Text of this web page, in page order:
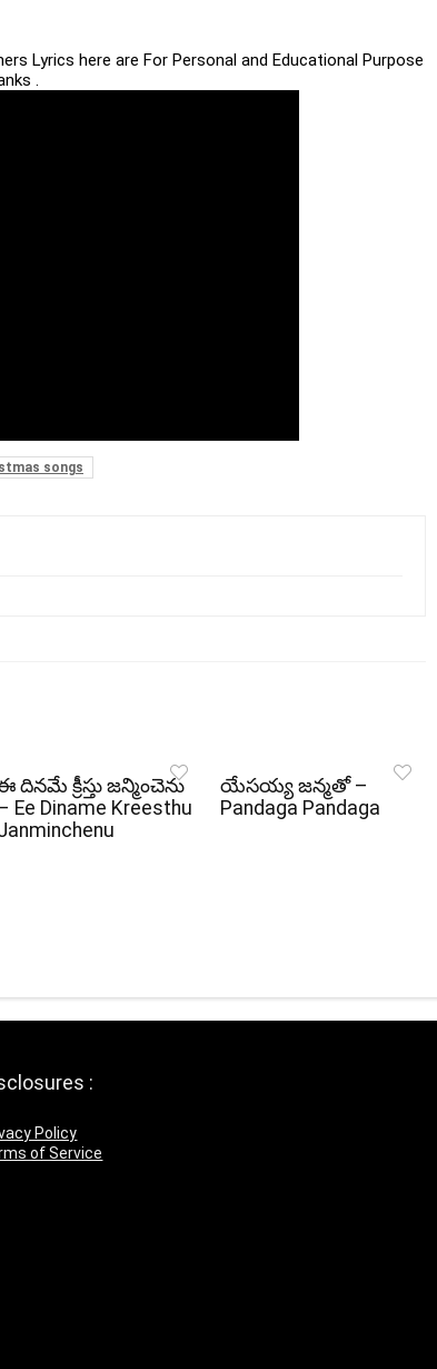
Lyrics here are For Personal and Educational Purpose
.
songs
దినమే క్రీస్తు జన్మించెను
Ee Diname Kreesthu
యేసయ్య జన్మతో –
Pandaga Pandaga
:
Policy
of Service